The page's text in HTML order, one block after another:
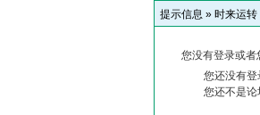
提示信息 » 时来运转
您没有登录或者
您还没有
您还不是